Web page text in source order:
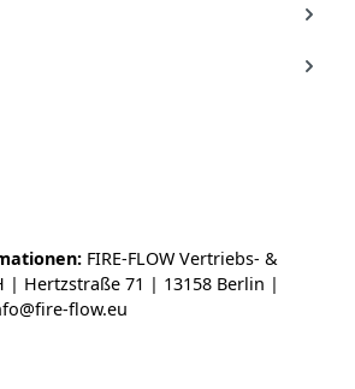
FIRE-FLOW Vertriebs- &
| Hertzstraße 71 | 13158 Berlin |
flow.eu